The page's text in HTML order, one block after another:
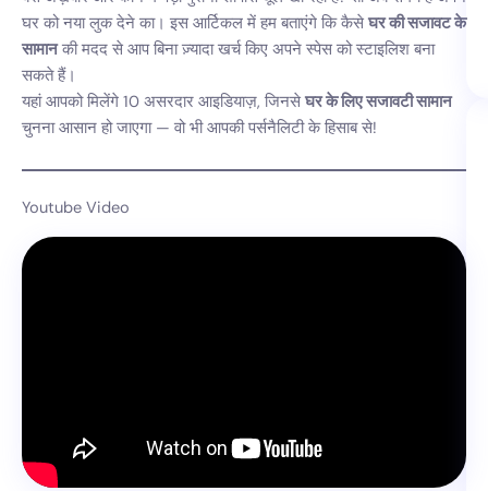
घर को नया लुक देने का। इस आर्टिकल में हम बताएंगे कि कैसे घर की सजावट के
सामानकी मदद से आप बिना ज़्यादा खर्च किए अपने स्पेस को स्टाइलिश बना
सकते हैं।
यहां आपको मिलेंगे 10 असरदार आइडियाज़, जिनसे घर के लिए सजावटी सामान
चुनना आसान हो जाएगा — वो भी आपकी पर्सनैलिटी के हिसाब से!
Youtube Video